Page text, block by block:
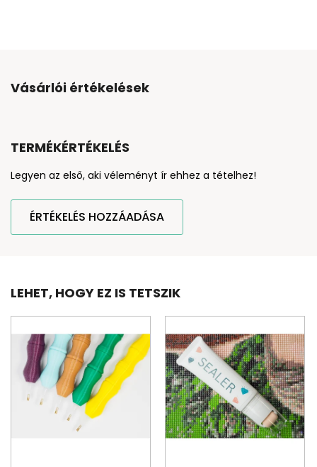
Vásárlói értékelések
TERMÉKÉRTÉKELÉS
Legyen az első, aki véleményt ír ehhez a tételhez!
ÉRTÉKELÉS HOZZÁADÁSA
LEHET, HOGY EZ IS TETSZIK